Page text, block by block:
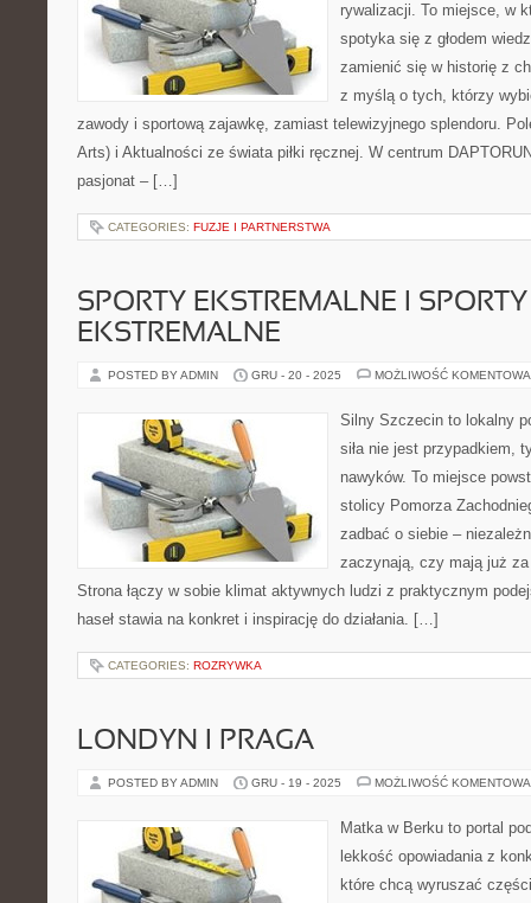
rywalizacji. To miejsce, w
spotyka się z głodem
zamienić się w historię z
z myślą o tych, którzy
zawody i sportową zajawkę, zamiast telewizyjnego splendoru.
Arts) i Aktualności ze świata piłki ręcznej. W centrum
pasjonat – […]
CATEGORIES: FUZJE I PARTNERSTWA
SPORTY EKSTREMALNE I SPORTY
EKSTREMALNE
POSTED BY ADMIN GRU - 20 - 2025 MOŻLIWOŚĆ
Silny Szczecin to lokalny
siła nie jest przypadkiem,
nawyków. To miejsce
stolicy Pomorza
zadbać o siebie –
zaczynają, czy mają już
Strona łączy w sobie klimat aktywnych ludzi z praktycznym
haseł stawia na konkret i inspirację do działania. […]
CATEGORIES: ROZRYWKA
LONDYN I PRAGA
POSTED BY ADMIN GRU - 19 - 2025 MOŻLIWOŚĆ
Matka w Berku to portal
lekkość opowiadania z
które chcą wyruszać